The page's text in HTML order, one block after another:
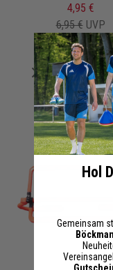
4,95 €
6,95 € UVP
Details
+ 36 Interessenten
Hol
Gemeinsam